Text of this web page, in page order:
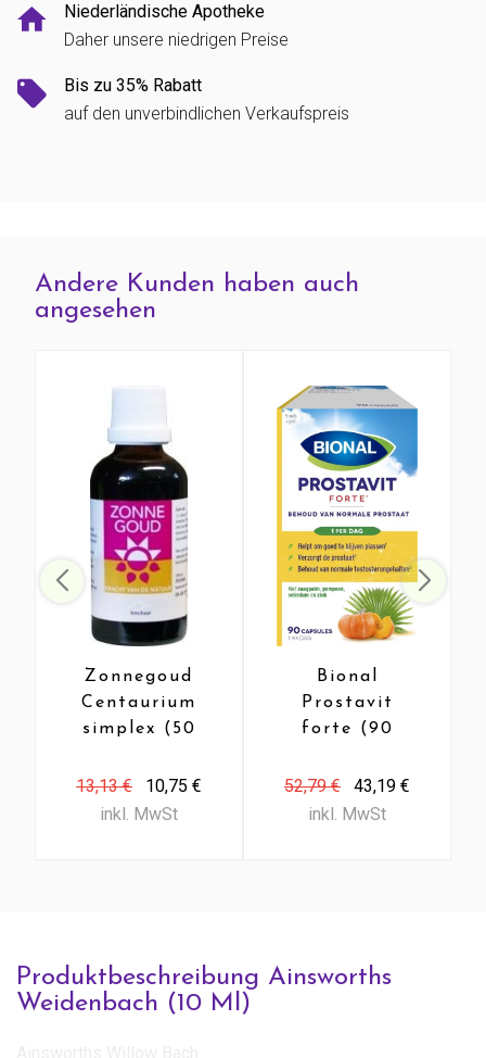
Niederländische Apotheke
Daher unsere niedrigen Preise
Bis zu 35% Rabatt
auf den unverbindlichen Verkaufspreis
Produktbeschreibung Ainsworths
Weidenbach (10 Ml)
Andere Kunden haben auch
angesehen
Zonnegoud
Centaurium
simplex (50
13,13 €
10,75 €
inkl. MwSt
Bional
Prostavit
forte (90
52,79 €
43,19 €
inkl. MwSt